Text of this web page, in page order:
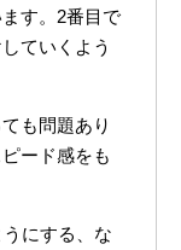
す。2番目で
ていくよう
も問題あり
ード感をも
にする、な